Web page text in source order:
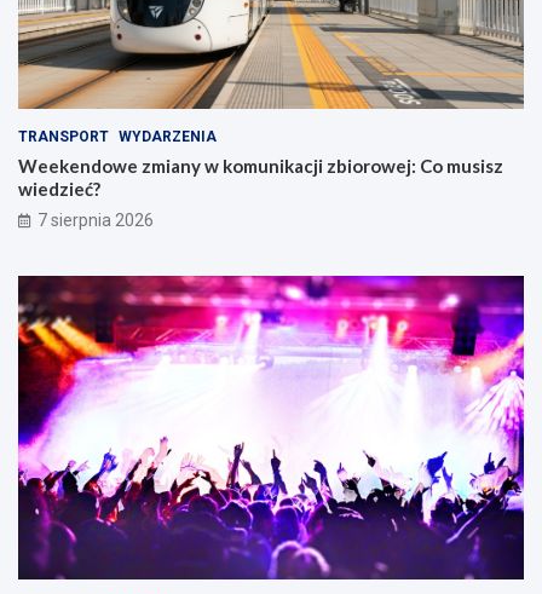
TRANSPORT WYDARZENIA
Weekendowe zmiany w komunikacji zbiorowej: Co musisz
wiedzieć?
7 sierpnia 2026